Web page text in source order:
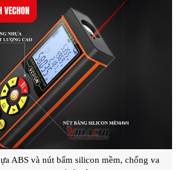
ABS và nút bấm silicon mềm, chống va